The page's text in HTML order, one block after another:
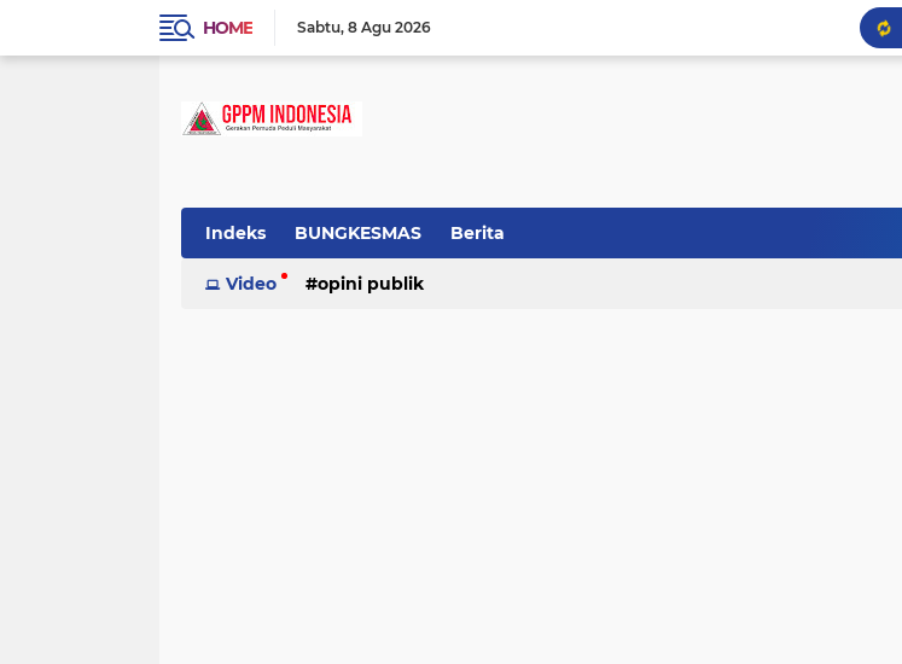
HOME Sabtu 8 Agu 2026
Indeks BUNGKESMAS Berita
Budaya Covid-19 Donor Darah
Video opini publik